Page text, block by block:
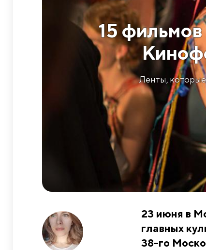
15
Ленты, которые
23 июня в
главных
38-го